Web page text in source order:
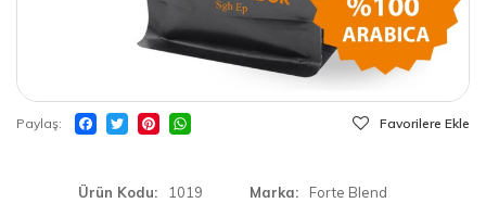
Paylaş Favorilere Ekle
Ürün Kodu 1019 Marka Forte Blend